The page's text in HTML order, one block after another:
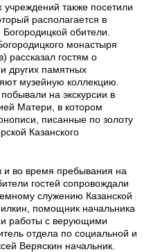
также посетили
располагается в
обители.
монастыря
рассказал гостям о
других памятных
музейную коллекцию.
на экскурсии в
Матери, в котором
писанные по золоту
Казанского
во время пребывания на
гостей сопровождали
служению Казанской
помощник начальника
работы с верующими
отдела по социальной и
Веряскин начальник.